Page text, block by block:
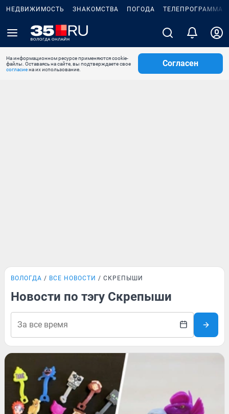
НЕДВИЖИМОСТЬ ЗНАКОМСТВА ПОГОДА ТЕЛЕПРОГРАММА
На информационном ресурсе применяются cookie-
файлы. Оставаясь на сайте, вы подтверждаете свое
согласиена их использование.
Согласен
ВОЛОГДА ВСЕ НОВОСТИ СКРЕПЫШИ
Новости по тэгу Скрепыши